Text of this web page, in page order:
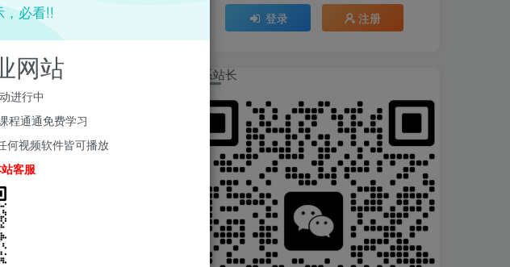
体项目
期）最新！12月公众号流量主＋
，30篇以内就能入池！轻松增
程 新媒体项目
前
登录 注册
登录 注册
联系站长
必看!!
网站
进行中
程通通免费学习
何视频软件皆可播放
客服